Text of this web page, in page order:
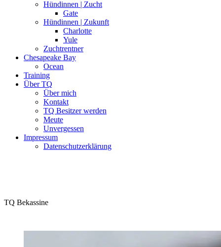
Hündinnen | Zucht
Gate
Hündinnen | Zukunft
Charlotte
Yule
Zuchtrentner
Chesapeake Bay
Ocean
Training
Über TQ
Über mich
Kontakt
TQ Besitzer werden
Meute
Unvergessen
Impressum
Datenschutzerklärung
TQ Bekassine